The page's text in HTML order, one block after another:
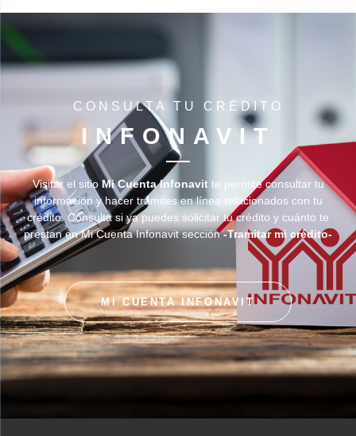
CONSULTA TU CRÉDITO
INFONAVIT
Visitar el sitioMi Cuenta Infonavitte permite consultar tu
información y hacer trámites en línea relacionados con tu
crédito. Consulta si ya puedes solicitar tu crédito y cuánto te
prestan en Mi Cuenta Infonavit sección-Tramitar mi crédito-
MI CUENTA INFONAVIT